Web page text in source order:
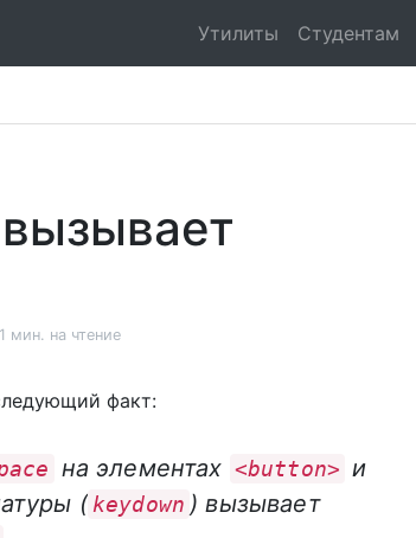
Утилиты Студентам
1 мин. на чтение
факт:
на элементах <button> и
( keydown ) вызывает